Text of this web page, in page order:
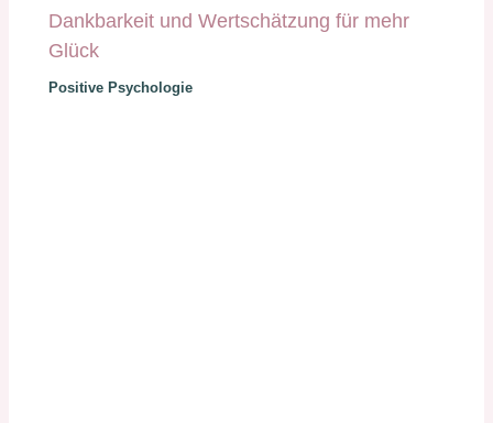
Dankbarkeit und Wertschätzung für mehr
Glück
Positive Psychologie